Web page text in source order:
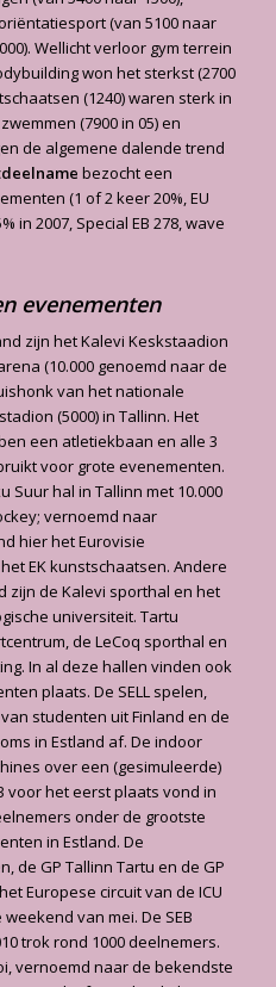
(van 5100 naar
Wellicht verloor gym terrein
won het sterkst (2700
(1240) waren sterk in
(7900 in 05) en
de algemene dalende trend
bezocht een
(1 of 2 keer 20%, EU
in 2007, Special EB 278, wave
evenementen
zijn het Kalevi Keskstaadion
(10.000 genoemd naar de
van het nationale
(5000) in Tallinn. Het
een atletiekbaan en alle 3
voor grote evenementen.
Suur hal in Tallinn met 10.000
vernoemd naar
hier het Eurovisie
EK kunstschaatsen. Andere
zijn de Kalevi sporthal en het
universiteit. Tartu
de LeCoq sporthal en
In al deze hallen vinden ook
plaats. De SELL spelen,
studenten uit Finland en de
in Estland af. De indoor
over een (gesimuleerde)
voor het eerst plaats vond in
onder de grootste
in Estland. De
de GP Tallinn Tartu en de GP
Europese circuit van de ICU
van mei. De SEB
trok rond 1000 deelnemers.
vernoemd naar de bekendste